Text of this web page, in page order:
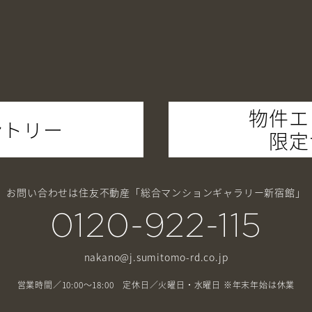
リー
物件
限
お問い合わせは住友不動産 「総合マンションギャラリー新宿館」
0120-922-115
nakano@j.sumitomo-rd.co.jp
営業時間／10:00～18:00 定休日／火曜日・水曜日 ※年末年始は休業